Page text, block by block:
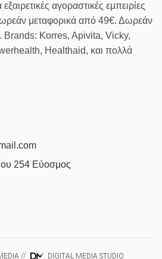
αγοραστικές εμπειρίες
μεταφορικά από 49€. Δωρεάν
Brands: Korres, Apivita, Vicky,
Healthaid, και πολλά
254 Εύοσμος
// DIGITAL MEDIA STUDIO